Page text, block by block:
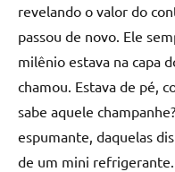
revelando o valor do
passou de novo. Ele
milênio estava na capa
chamou. Estava de pé,
sabe aquele
espumante, daquelas
de um mini